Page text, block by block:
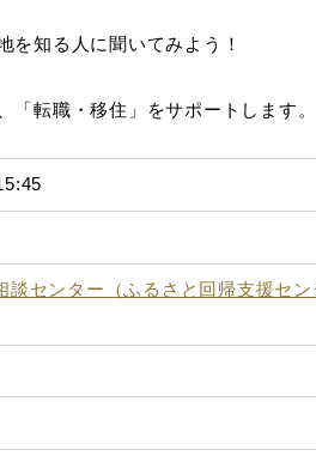
を知る人に聞いてみよう！
転職・移住」をサポートします。
談センター（ふるさと回帰支援セ